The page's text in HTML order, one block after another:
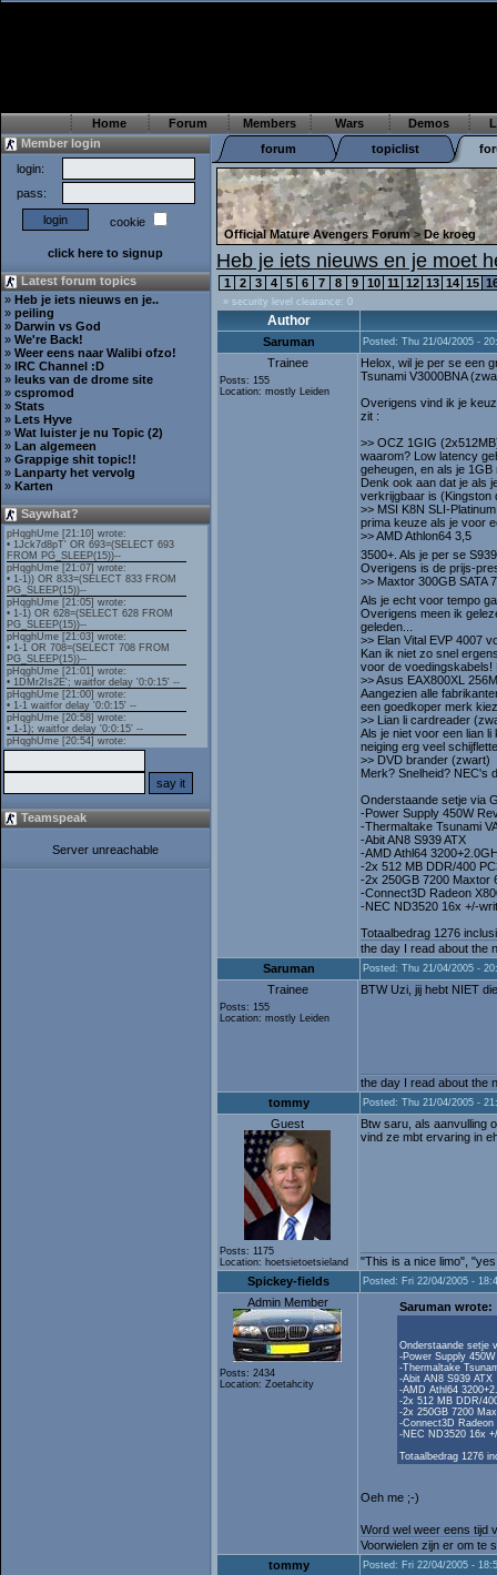
Home Forum Members Wars Demos
Member login
login:
pass:
cookie
click here to signup
Latest forum topics
» Heb je iets nieuws en je..
» peiling
» Darwin vs God
» We're Back!
» Weer eens naar Walibi ofzo!
» IRC Channel :D
» leuks van de drome site
» cspromod
» Stats
» Lets Hyve
» Wat luister je nu Topic (2)
» Lan algemeen
» Grappige shit topic!!
» Lanparty het vervolg
» Karten
Saywhat?
Teamspeak
Server unreachable
forum topiclist
Official Mature Avengers Forum>De kroeg
Heb je iets nieuws en je moet
1 2 3 4 5 6 7 8 9 10 11 12 13 14 15
» security level clearance: 0
Author
Saruman Posted: Thu 21/04/2005 -
Trainee
Posts: 155
Location: mostly Leiden
Helox, wil je per se een
Tsunami V3000BNA
Overigens vind ik je
zit :
>> OCZ 1GIG
waarom? Low latency
geheugen, en als je
Denk ook aan dat je als
verkrijgbaar is (Kingston
>> MSI K8N SLI-Platinum
prima keuze als je voor
>> AMD Athlon64 3,5
3500+. Als je per se
Overigens is de prijs-
>> Maxtor 300GB SATA
Als je echt voor tempo
Overigens meen ik
geleden...
>> Elan Vital EVP 4007
Kan ik niet zo snel
voor de voedingskabels!
>> Asus EAX800XL
Aangezien alle
een goedkoper merk
>> Lian li cardreader
Als je niet voor een lian
neiging erg veel
>> DVD brander (zwart)
Merk? Snelheid? NEC's
Onderstaande setje via
-Power Supply 450W
-Thermaltake Tsunami
-Abit AN8 S939 ATX
-AMD Athl64
-2x 512 MB DDR/400
-2x 250GB 7200 Maxtor
-Connect3D Radeon
-NEC ND3520 16x +/-
Totaalbedrag 1276
the day I read about the
Saruman
Posted: Thu 21/04/2005 -
Trainee
Posts: 155
Location: mostly Leiden
BTW Uzi, jij hebt NIET
the day I read about the
tommy
Posted: Thu 21/04/2005 -
Guest
Posts: 1175
Location: hoetsietoetsieland
Btw saru, als aanvulling
vind ze mbt ervaring in
"This is a nice limo",
Spickey-fields
Posted: Fri 22/04/2005 -
Admin Member
Posts: 2434
Location: Zoetahcity
Saruman wrote:
Onderstaande setje
-Power Supply
-Thermaltake
-Abit AN8 S939 ATX
-AMD Athl64
-2x 512 MB DDR/
-2x 250GB 7200
-Connect3D Radeon
-NEC ND3520 16x
Totaalbedrag 1276
Oeh me ;-)
Word wel weer eens tijd
Voorwielen zijn er om te
tommy
Posted: Fri 22/04/2005 -